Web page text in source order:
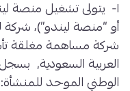
١- يتولى تشغيل منصة
أو “منصة ليندو”)،
شركة مساهمة مغلقة